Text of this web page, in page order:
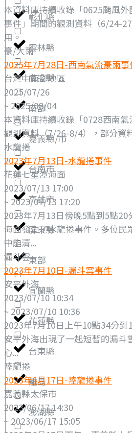
彰化縣
雲林縣
南投縣
南部
嘉義縣/市
台南市
高雄市
屏東縣
東部
宜蘭縣
花蓮縣
台東縣
離島
澎湖縣
本資料庫持續收錄「0625颱風
事件」期間的觀測資料（6/24-
用。
豪/大雨
2025年7月28日-西南氣流豪雨事
台灣中南部地區
2025/07/26
~ 2025/08/04
本資料庫持續收錄「0728西南
觀測資料（7/26-8/4），部分資
水龍捲
2023年7月13日-水龍捲事件
花蓮七星潭海面
2023/07/13 17:00
~ 2023/07/13 17:20
2023年7月13日傍晚5點到5點
海面發生了水龍捲事件。多位民
中能清...
漏斗雲
2023年7月10日-漏斗雲事件
安平外海
2023/07/10 10:34
~ 2023/07/10 10:36
2023年7月10日上午10點34分
安平外海出現了一起短暫的漏斗
心...
陸龍捲
2023年6月17日-陸龍捲事件
嘉義縣太保市
2023/06/17 14:30
~ 2023/06/17 15:05